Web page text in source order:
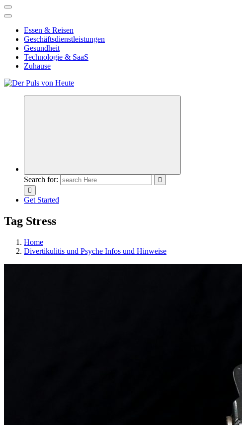
Essen & Reisen
Geschäftsdienstleistungen
Gesundheit
Technologie & SaaS
Zuhause
Meldungen die Resonanz finden
Search for:
Get Started
Tag Stress
Home
Divertikulitis und Psyche Infos und Hinweise